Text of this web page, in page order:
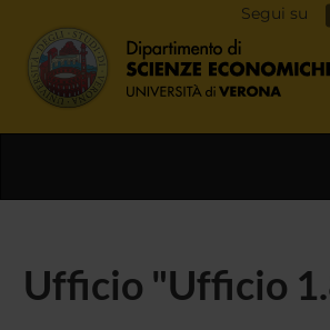
Segui su
Ufficio "Ufficio